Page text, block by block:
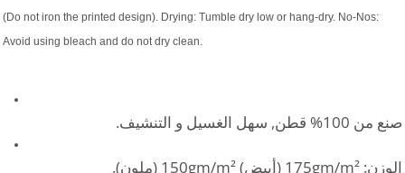
(Do not iron the printed design). Drying: Tumble dry low or hang-dry. No-Nos:
Avoid using bleach and do not dry clean.
صنع من 100% قطن, سهل الغسيل و التنشيف.
الوزن: 175gm/m² (أبيض) 150gm/m² (ملون).